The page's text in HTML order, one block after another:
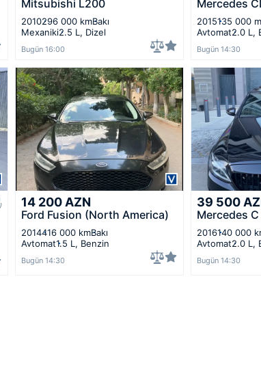
Mitsubishi L200
2010296 000 kmBakı
Mexaniki2.5 L, Dizel
Bugün 16:00
Mercedes
2015135 000
Avtomat2.0 L,
Bugün 14:30
14 200 AZN
Ford Fusion (North America)
2014416 000 kmBakı
Avtomat1.5 L, Benzin
Bugün 14:30
39 500
Mercedes
2016140 000
Avtomat2.0 L,
Bugün 14:30